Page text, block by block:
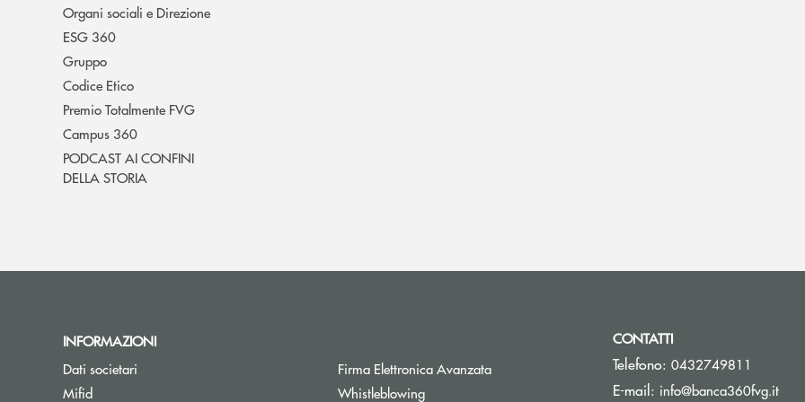
Organi sociali e Direzione
ESG 360
Gruppo
Codice Etico
Premio Totalmente FVG
Campus 360
PODCAST AI CONFINI
DELLA STORIA
INFORMAZIONI
Dati societari
Mifid
Firma Elettronica Avanzata
WhistleblowingApre una nuova finestra
CONTATTI
Telefono: 0432749811
E-mail: info@banca360fvg.it(si